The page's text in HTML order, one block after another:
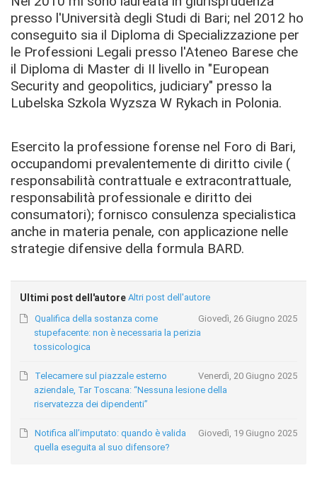
presso l'Università degli Studi di Bari; nel 2012 ho
conseguito sia il Diploma di Specializzazione per
le Professioni Legali presso l'Ateneo Barese che
il Diploma di Master di II livello in "European
Security and geopolitics, judiciary" presso la
Lubelska Szkola Wyzsza W Rykach in Polonia.
Esercito la professione forense nel Foro di Bari,
occupandomi prevalentemente di diritto civile (
responsabilità contrattuale e extracontrattuale,
responsabilità professionale e diritto dei
consumatori); fornisco consulenza specialistica
anche in materia penale, con applicazione nelle
strategie difensive della formula BARD.
Ultimi post dell'autore Altri post dell'autore
Giovedì, 26 Giugno 2025
Qualifica della sostanza come
stupefacente: non è necessaria la perizia
tossicologica
Venerdì, 20 Giugno 2025
Telecamere sul piazzale esterno
aziendale, Tar Toscana: “Nessuna lesione della
riservatezza dei dipendenti”
Giovedì, 19 Giugno 2025
Notifica all’imputato: quando è valida
quella eseguita al suo difensore?